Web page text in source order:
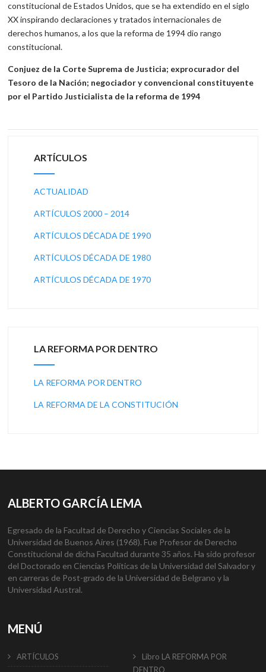
constitucional de Estados Unidos, que se ha extendido en el siglo
XX inspirando declaraciones y tratados internacionales de
derechos humanos, a los que la reforma de 1994 dio rango
constitucional.
Conjuez de la Corte Suprema de Justicia; exprocurador del
Tesoro de la Nación; negociador y convencional constituyente
por el Partido Justicialista de la reforma de 1994
ARTÍCULOS
ACTUALIDAD
ARTÍCULOS 2000 – 2014
ARTÍCULOS DÉCADA DE 1990
ARTÍCULOS DÉCADA DE 1980
ARTÍCULOS DÉCADA DE 1970
LA REFORMA POR DENTRO
LA REFORMA POR DENTRO
LA REFORMA DE LA CONSTITUCIÓN
ALBERTO GARCÍA LEMA
Egresado de la Facultad de Derecho y Ciencias Sociales de la
Universidad de Buenos Aires (1968). Fue Profesor de Derecho
Constitucional de dicha Facultad durante 35 años. Ha sido profesor
del Doctorado en Ciencias Políticas de la Universidad del Salvador y
en carreras de Post-grado de la Universidad de Belgrano y la
Universidad Austral.
MENÚ
ARTÍCULOS
Libro LA REFORMA POR
DENTRO